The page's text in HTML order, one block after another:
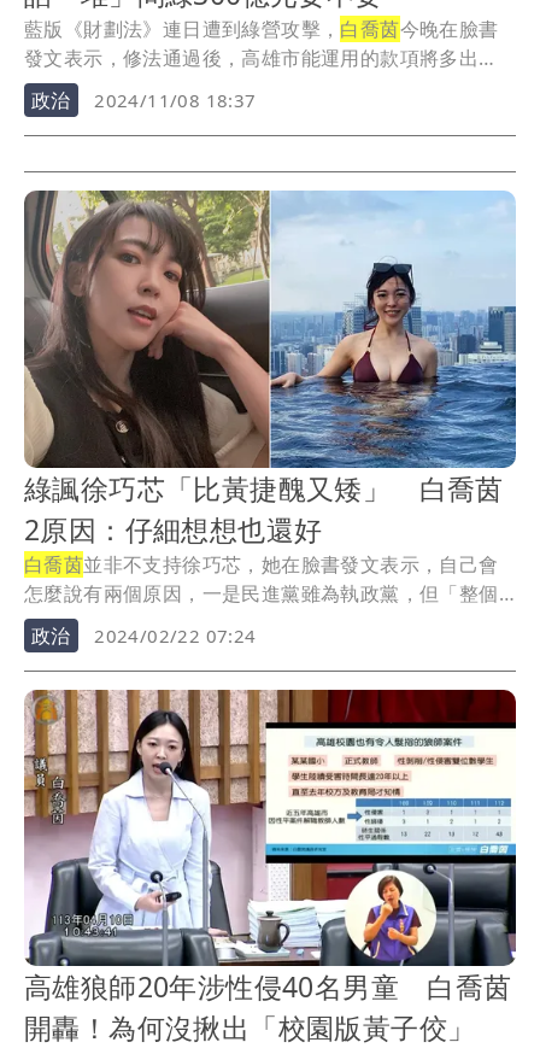
藍版《財劃法》連日遭到綠營攻擊， 白喬茵今晚在臉書
發文表示，修法通過後，高雄市能運用的款項將多出
300...
政治 2024/11/08 18:37
綠諷徐巧芯「比黃捷醜又矮」 白喬茵
2原因：仔細想想也還好
白喬茵並非不支持徐巧芯，她在臉書發文表示，自己會
怎麼說有兩個原因，一是民進黨雖為執政黨，但「整個
腦子...
政治 2024/02/22 07:24
高雄狼師20年涉性侵40名男童 白喬茵
開轟！為何沒揪出「校園版黃子佼」